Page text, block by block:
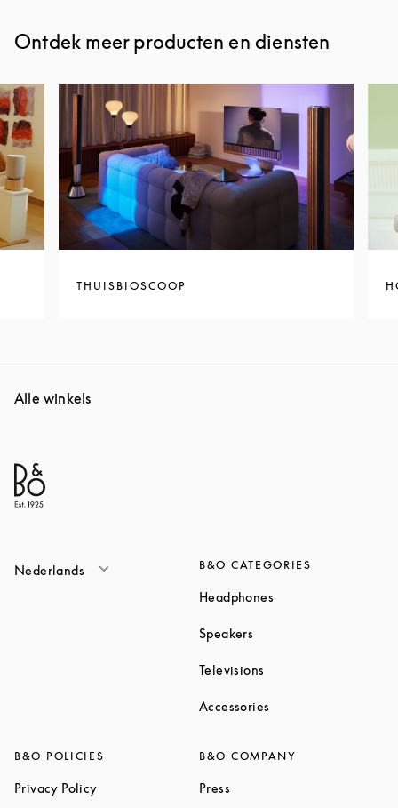
Ontdek meer producten en diensten
THUISBIOSCOOP
Alle winkels
Nederlands B&O CATEGORIES
Headphones
Speakers
Televisions
Accessories
B&O POLICIES
Privacy PolicyLink Opens in New Tab
B&O COMPANY
Press